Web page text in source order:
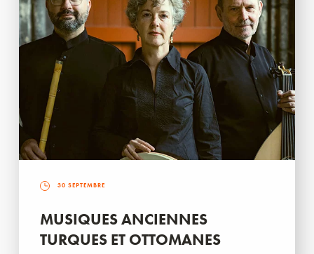
30 SEPTEMBRE
MUSIQUES ANCIENNES
TURQUES ET OTTOMANES